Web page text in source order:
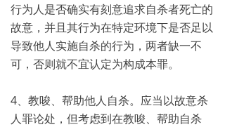
行为人是否确实有刻意追求自杀者死亡的
故意，并且其行为在特定环境下是否足以
导致他人实施自杀的行为，两者缺一不
可，否则就不宜认定为构成本罪。
4、教唆、帮助他人自杀。应当以故意杀
人罪论处，但考虑到在教唆、帮助自杀